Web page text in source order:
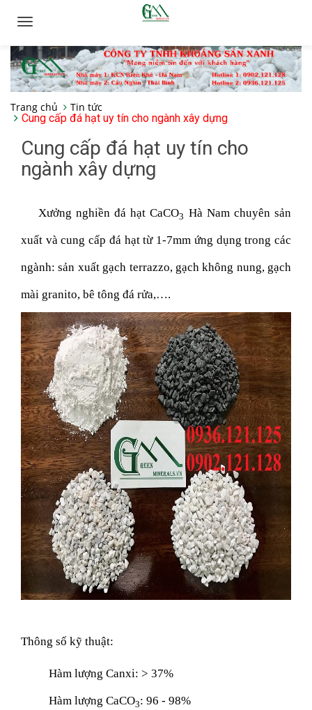
Toggle
Trang chủ
Tin tức
Cung cấp đá hạt uy tín cho ngành xây dựng
Cung cấp đá hạt uy tín cho
ngành xây dựng
Xưởng nghiền đá hạt CaCO3 Hà Nam chuyên sản
xuất và cung cấp đá hạt từ 1-7mm ứng dụng trong các
ngành: sản xuất gạch terrazzo, gạch không nung, gạch
mài granito, bê tông đá rửa,….
Thông số kỹ thuật:
Hàm lượng Canxi: > 37%
Hàm lượng CaCO3: 96 - 98%